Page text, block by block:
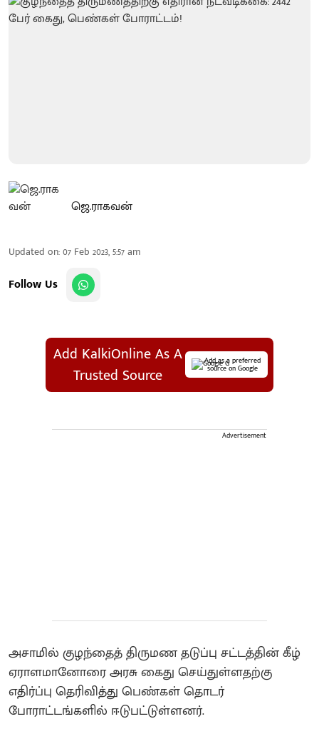
ஜெ.ராகவன்
Updated on:07 Feb 2023, 5:57 am
Follow Us
Add KalkiOnline As A
Trusted Source
Add as a preferred
source on Google
Advertisement
அசாமில் குழந்தைத் திருமண தடுப்பு சட்டத்தின் கீழ்
ஏராளமானோரை அரசு கைது செய்துள்ளதற்கு
எதிர்ப்பு தெரிவித்து பெண்கள் தொடர்
போராட்டங்களில் ஈடுபட்டுள்ளனர்.